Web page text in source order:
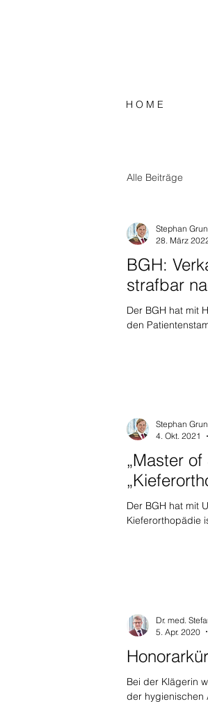
H O M E
Alle Beiträge
Strafrecht
BGH:
strafbar
Der BGH hat mit
den
Stephan
28. März
„Master
Der BGH hat mit
Kieferorthopädie
Stephan
4. Okt. 2021
Bei der Klägerin
der hygienischen
Dr. med.
5. Apr. 2020